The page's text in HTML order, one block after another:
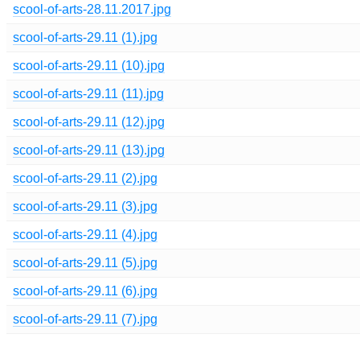
scool-of-arts-28.11.2017.jpg
scool-of-arts-29.11 (1).jpg
scool-of-arts-29.11 (10).jpg
scool-of-arts-29.11 (11).jpg
scool-of-arts-29.11 (12).jpg
scool-of-arts-29.11 (13).jpg
scool-of-arts-29.11 (2).jpg
scool-of-arts-29.11 (3).jpg
scool-of-arts-29.11 (4).jpg
scool-of-arts-29.11 (5).jpg
scool-of-arts-29.11 (6).jpg
scool-of-arts-29.11 (7).jpg